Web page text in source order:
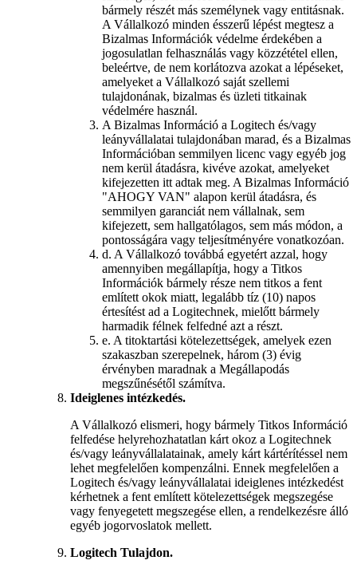
bármely részét más személynek vagy entitásnak.
A Vállalkozó minden ésszerű lépést megtesz a
Bizalmas Információk védelme érdekében a
jogosulatlan felhasználás vagy közzététel ellen,
beleértve, de nem korlátozva azokat a lépéseket,
amelyeket a Vállalkozó saját szellemi
tulajdonának, bizalmas és üzleti titkainak
védelmére használ.
A Bizalmas Információ a Logitech és/vagy
leányvállalatai tulajdonában marad, és a Bizalmas
Információban semmilyen licenc vagy egyéb jog
nem kerül átadásra, kivéve azokat, amelyeket
kifejezetten itt adtak meg. A Bizalmas Információ
"AHOGY VAN" alapon kerül átadásra, és
semmilyen garanciát nem vállalnak, sem
kifejezett, sem hallgatólagos, sem más módon, a
pontosságára vagy teljesítményére vonatkozóan.
d. A Vállalkozó továbbá egyetért azzal, hogy
amennyiben megállapítja, hogy a Titkos
Információk bármely része nem titkos a fent
említett okok miatt, legalább tíz (10) napos
értesítést ad a Logitechnek, mielőtt bármely
harmadik félnek felfedné azt a részt.
e. A titoktartási kötelezettségek, amelyek ezen
szakaszban szerepelnek, három (3) évig
érvényben maradnak a Megállapodás
megszűnésétől számítva.
Ideiglenes intézkedés.
A Vállalkozó elismeri, hogy bármely Titkos Információ
felfedése helyrehozhatatlan kárt okoz a Logitechnek
és/vagy leányvállalatainak, amely kárt kártérítéssel nem
lehet megfelelően kompenzálni. Ennek megfelelően a
Logitech és/vagy leányvállalatai ideiglenes intézkedést
kérhetnek a fent említett kötelezettségek megszegése
vagy fenyegetett megszegése ellen, a rendelkezésre álló
egyéb jogorvoslatok mellett.
Logitech Tulajdon.